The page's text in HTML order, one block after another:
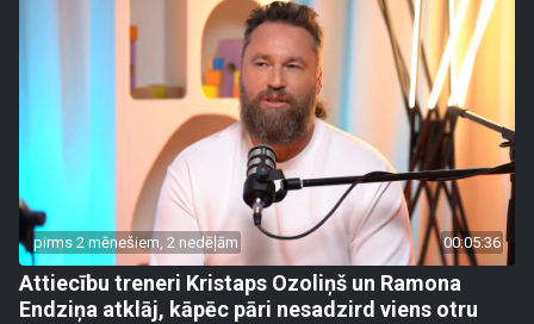
pirms 2 mēnešiem, 2 nedēļām 00:05:36
Attiecību treneri Kristaps Ozoliņš un Ramona
Endziņa atklāj, kāpēc pāri nesadzird viens otru